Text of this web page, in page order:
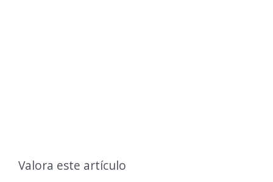
Valora este artículo